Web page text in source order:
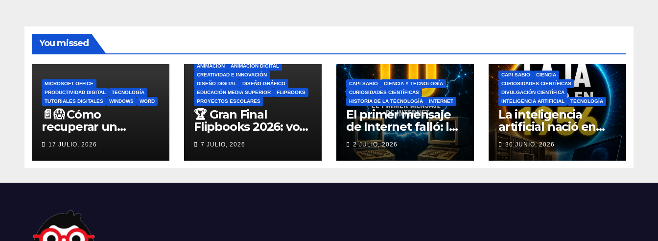
You missed
MICROSOFT OFFICE
PRODUCTIVIDAD DIGITAL
TECNOLOGÍA
TUTORIALES DIGITALES
WINDOWS WORD
📄😱 Cómo
recuperar un
archivo de Word no
guardado antes de
entrar en pánico
17 JULIO, 2026
ANIMACIÓN
ANIMACIÓN DIGITAL
CREATIVIDAD E INNOVACIÓN
DISEÑO DIGITAL
DISEÑO GRÁFICO
EDUCACIÓN MEDIA SUPERIOR
FLIPBOOKS
PROYECTOS ESCOLARES
🏆 Gran Final
Flipbooks 2026: vota
por el Mejor
Flipbook del Ciclo
Escolar 🎨
7 JULIO, 2026
CAPI SABIO
CIENCIA Y TECNOLOGÍA
CURIOSIDADES CIENTÍFICAS
HISTORIA DE LA TECNOLOGÍA
INTERNET
El primer mensaje
de Internet falló: la
increíble historia de
ARPANET que
cambió el mundo
2 JULIO, 2026
CAPI SABIO
CIENCIA
CURIOSIDADES CIENTÍFICAS
DIVULGACIÓN CIENTÍFICA
INTELIGENCIA ARTIFICIAL
TECNOLOGÍA
La inteligencia
artificial nació en
1956: el verdadero
origen de la IA que
cambió el mundo
30 JUNIO, 2026